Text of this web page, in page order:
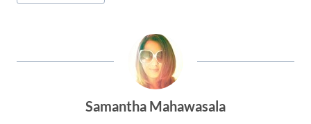
Samantha Mahawasala